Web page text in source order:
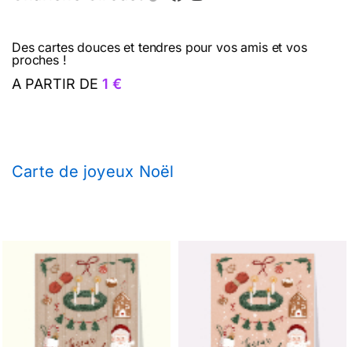
Des cartes douces et tendres pour vos amis et vos
proches !
A PARTIR DE 1 €
Carte de joyeux Noël